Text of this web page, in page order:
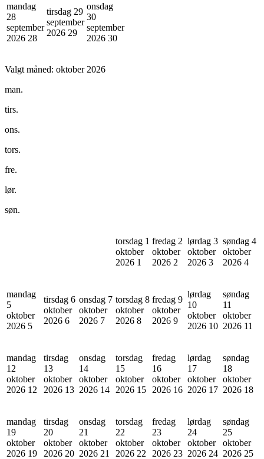
mandag
28
september
2026 28
tirsdag 29
september
2026 29
onsdag
30
september
2026 30
Valgt måned: oktober 2026
man.
tirs.
ons.
tors.
fre.
lør.
søn.
torsdag 1
oktober
2026 1
fredag 2
oktober
2026 2
lørdag 3
oktober
2026 3
søndag 4
oktober
2026 4
mandag
5
oktober
2026 5
tirsdag 6
oktober
2026 6
onsdag 7
oktober
2026 7
torsdag 8
oktober
2026 8
fredag 9
oktober
2026 9
lørdag
10
oktober
2026 10
søndag
11
oktober
2026 11
mandag
12
oktober
2026 12
tirsdag
13
oktober
2026 13
onsdag
14
oktober
2026 14
torsdag
15
oktober
2026 15
fredag
16
oktober
2026 16
lørdag
17
oktober
2026 17
søndag
18
oktober
2026 18
mandag
19
oktober
2026 19
tirsdag
20
oktober
2026 20
onsdag
21
oktober
2026 21
torsdag
22
oktober
2026 22
fredag
23
oktober
2026 23
lørdag
24
oktober
2026 24
søndag
25
oktober
2026 25